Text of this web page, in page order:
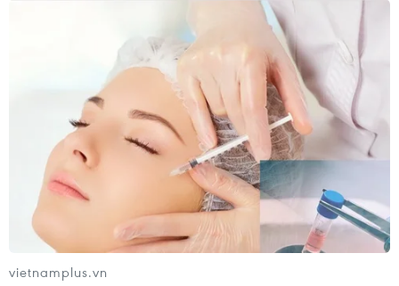
vietnamplus.vn